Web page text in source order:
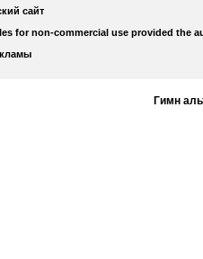
сайт
for non-commercial use provided the
Гимн